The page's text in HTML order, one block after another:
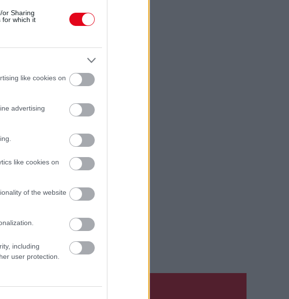
or Sharing
for which it
like cookies on
advertising
like cookies on
of the website
including
user protection.